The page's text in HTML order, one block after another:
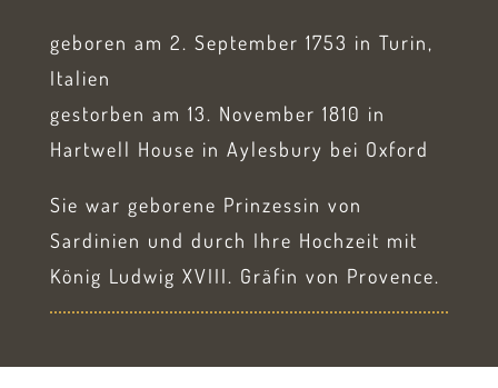
geboren am 2. September 1753 in Turin,
Italien
gestorben am 13. November 1810 in
Hartwell House in Aylesbury bei Oxford
Sie war geborene Prinzessin von
Sardinien und durch Ihre Hochzeit mit
König Ludwig XVIII. Gräfin von Provence.